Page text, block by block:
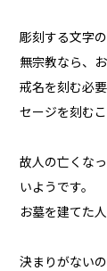
彫刻する文字
無宗教なら、
戒名を刻む必
セージを刻む
故人の亡くな
いようです。
お墓を建てた
決まりがない